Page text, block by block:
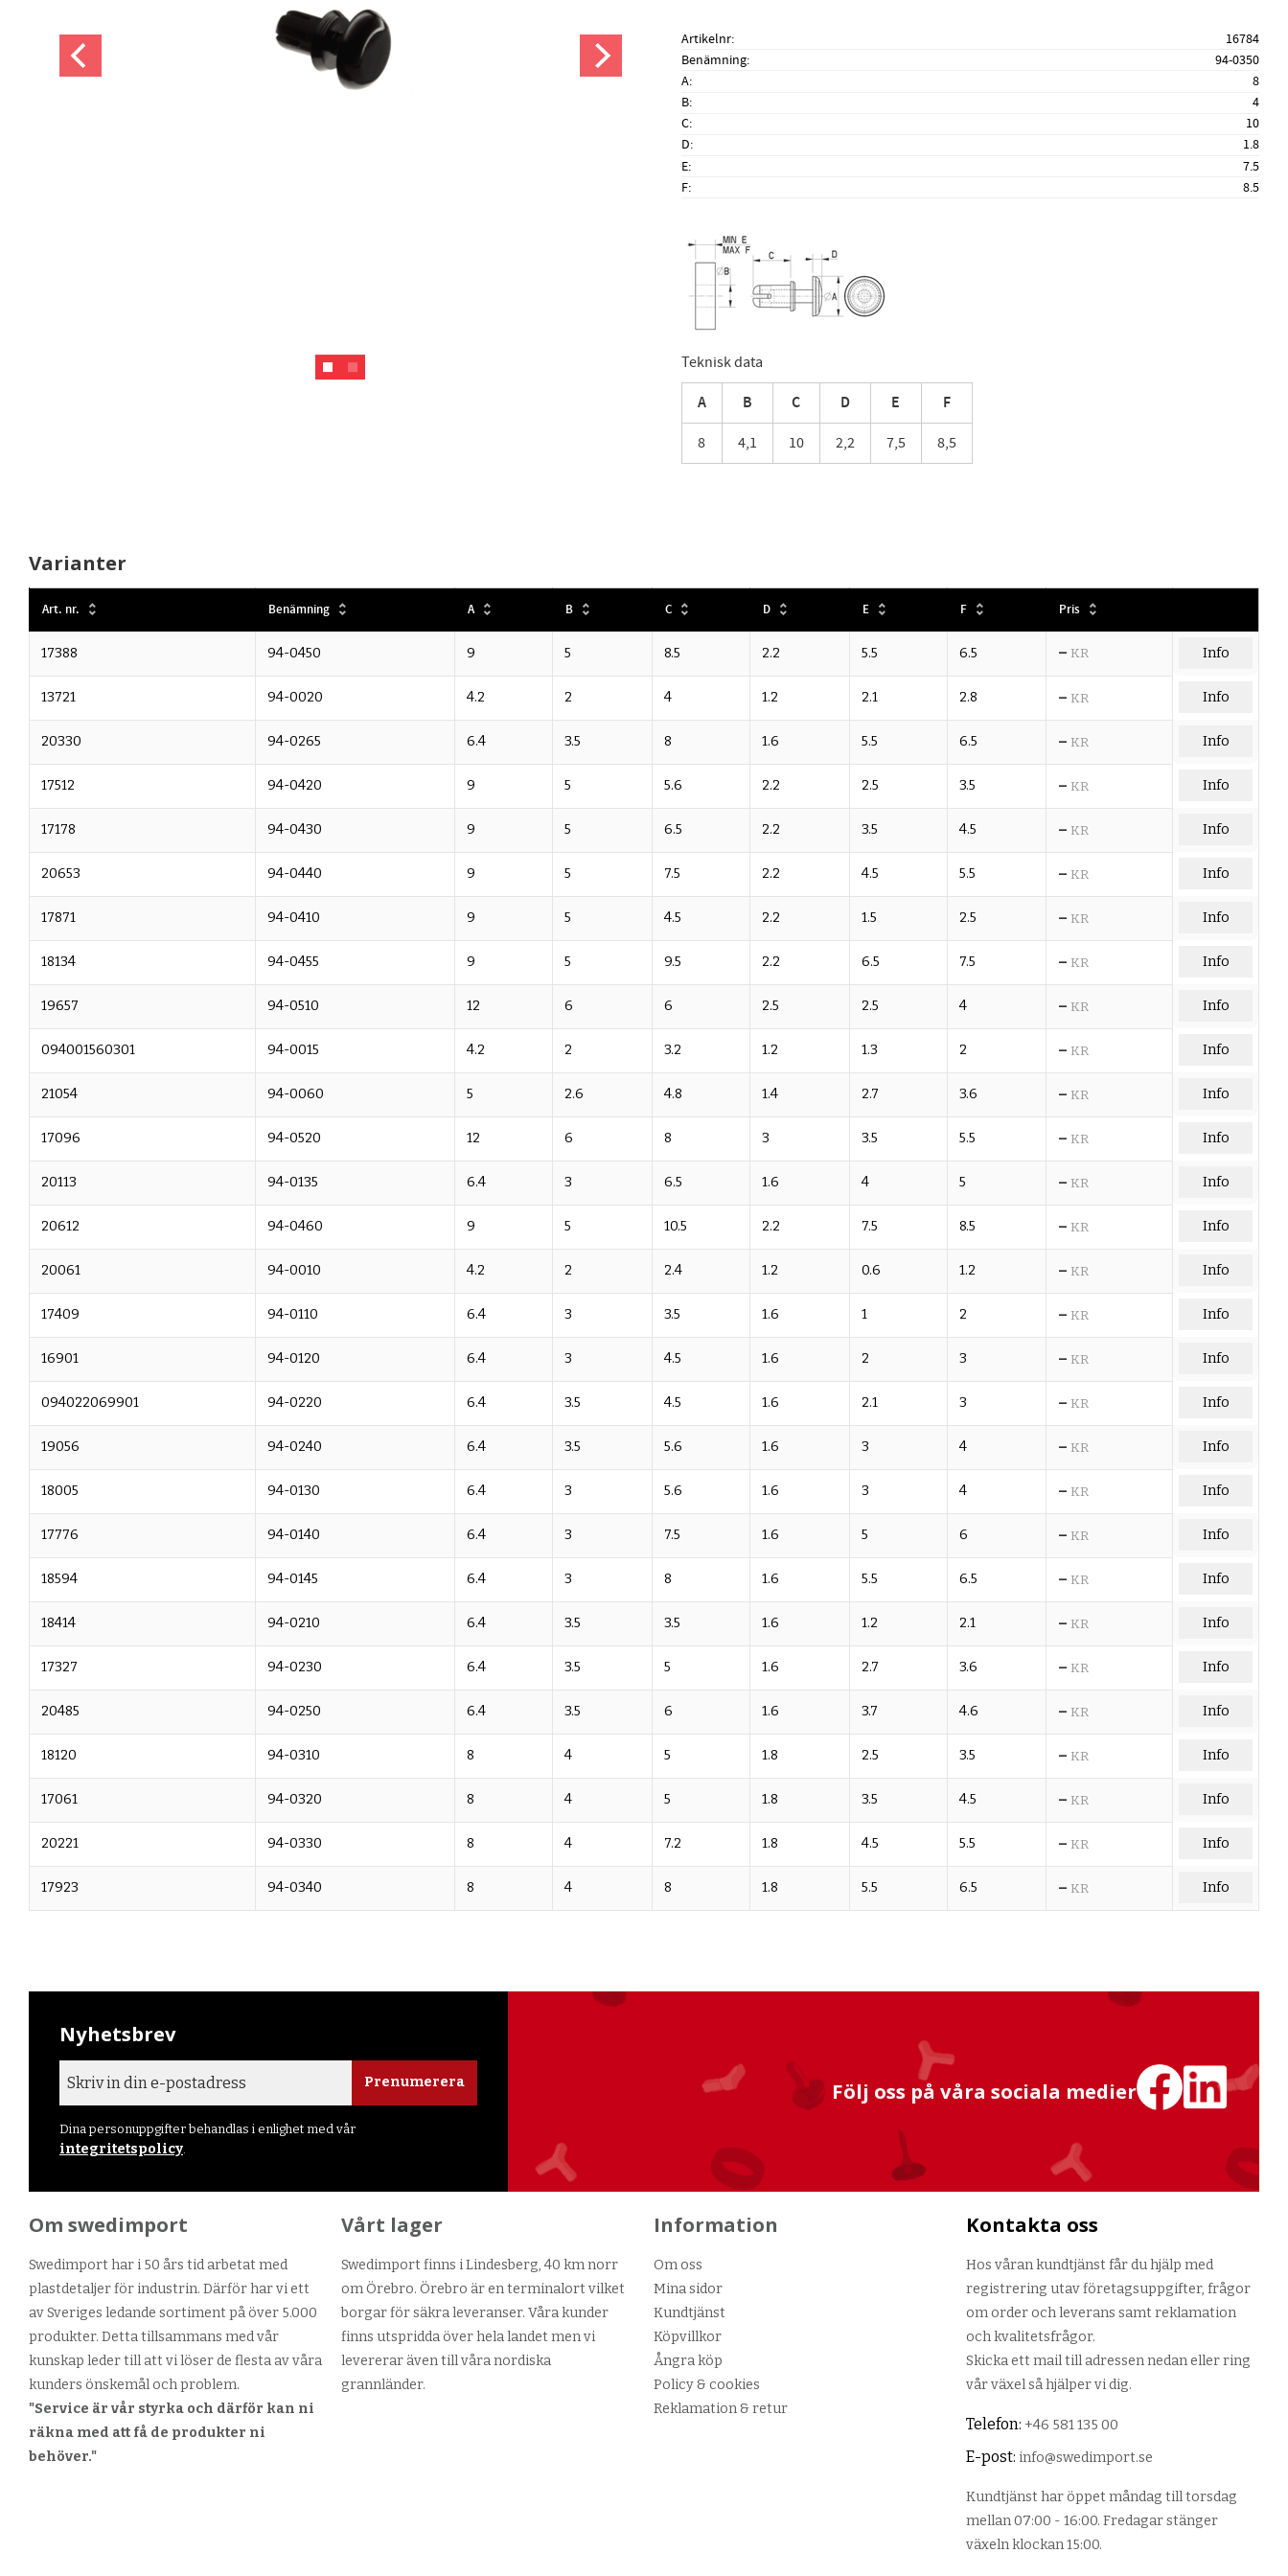
Artikelnr
16784
Benämning
94-0350
A
8
B
4
C
10
D
1.8
E
7.5
F
8.5
Teknisk data
A B C D E F
8 4,1 10 2,2 7,5 8,5
Varianter
Art. nr. Benämning A B C D E F Pris
17388 94-0450 9 5 8.5 2.2 5.5 6.5 – KR Info
13721 94-0020 4.2 2 4 1.2 2.1 2.8 – KR Info
20330 94-0265 6.4 3.5 8 1.6 5.5 6.5 – KR Info
17512 94-0420 9 5 5.6 2.2 2.5 3.5 – KR Info
17178 94-0430 9 5 6.5 2.2 3.5 4.5 – KR Info
20653 94-0440 9 5 7.5 2.2 4.5 5.5 – KR Info
17871 94-0410 9 5 4.5 2.2 1.5 2.5 – KR Info
18134 94-0455 9 5 9.5 2.2 6.5 7.5 – KR Info
19657 94-0510 12 6 6 2.5 2.5 4 – KR Info
094001560301 94-0015 4.2 2 3.2 1.2 1.3 2 – KR Info
21054 94-0060 5 2.6 4.8 1.4 2.7 3.6 – KR Info
17096 94-0520 12 6 8 3 3.5 5.5 – KR Info
20113 94-0135 6.4 3 6.5 1.6 4 5 – KR Info
20612 94-0460 9 5 10.5 2.2 7.5 8.5 – KR Info
20061 94-0010 4.2 2 2.4 1.2 0.6 1.2 – KR Info
17409 94-0110 6.4 3 3.5 1.6 1 2 – KR Info
16901 94-0120 6.4 3 4.5 1.6 2 3 – KR Info
094022069901 94-0220 6.4 3.5 4.5 1.6 2.1 3 – KR Info
19056 94-0240 6.4 3.5 5.6 1.6 3 4 – KR Info
18005 94-0130 6.4 3 5.6 1.6 3 4 – KR Info
17776 94-0140 6.4 3 7.5 1.6 5 6 – KR Info
18594 94-0145 6.4 3 8 1.6 5.5 6.5 – KR Info
18414 94-0210 6.4 3.5 3.5 1.6 1.2 2.1 – KR Info
17327 94-0230 6.4 3.5 5 1.6 2.7 3.6 – KR Info
20485 94-0250 6.4 3.5 6 1.6 3.7 4.6 – KR Info
18120 94-0310 8 4 5 1.8 2.5 3.5 – KR Info
17061 94-0320 8 4 5 1.8 3.5 4.5 – KR Info
20221 94-0330 8 4 7.2 1.8 4.5 5.5 – KR Info
17923 94-0340 8 4 8 1.8 5.5 6.5 – KR Info
Nyhetsbrev
Prenumerera
Dina personuppgifter behandlas i enlighet med vår
integritetspolicy
Följ oss på våra sociala medier
Om swedimport
Swedimport har i 50 års tid arbetat med
plastdetaljer för industrin. Därför har vi ett
av Sveriges ledande sortiment på över 5.000
produkter. Detta tillsammans med vår
kunskap leder till att vi löser de flesta av våra
kunders önskemål och problem.
"Service är vår styrka och därför kan ni
räkna med att få de produkter ni
behöver."
Vårt lager
Swedimport finns i Lindesberg, 40 km norr
om Örebro. Örebro är en terminalort vilket
borgar för säkra leveranser. Våra kunder
finns utspridda över hela landet men vi
levererar även till våra nordiska
grannländer.
Information
Om oss
Mina sidor
Kundtjänst
Köpvillkor
Ångra köp
Policy & cookies
Reklamation & retur
Kontakta oss
Hos våran kundtjänst får du hjälp med
registrering utav företagsuppgifter, frågor
om order och leverans samt reklamation
och kvalitetsfrågor.
Skicka ett mail till adressen nedan eller ring
vår växel så hjälper vi dig.
Telefon: +46 581 135 00
E-post: info@swedimport.se
Kundtjänst har öppet måndag till torsdag
mellan 07:00 - 16:00. Fredagar stänger
växeln klockan 15:00.